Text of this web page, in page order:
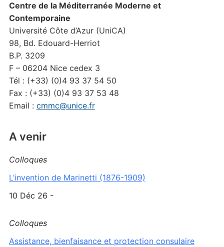
Centre de la Méditerranée Moderne et
Contemporaine
Université Côte d’Azur (UniCA)
98, Bd. Edouard-Herriot
B.P. 3209
F – 06204 Nice cedex 3
Tél : (+33) (0)4 93 37 54 50
Fax : (+33) (0)4 93 37 53 48
Email : cmmc@unice.fr
A venir
Colloques
L’invention de Marinetti (1876-1909)
10 Déc 26 -
Colloques
Assistance, bienfaisance et protection consulaire